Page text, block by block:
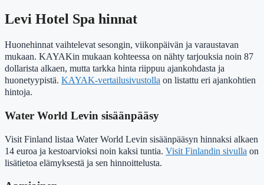
Levi Hotel Spa hinnat
Huonehinnat vaihtelevat sesongin, viikonpäivän ja varaustavan
mukaan. KAYAKin mukaan kohteessa on nähty tarjouksia noin 87
dollarista alkaen, mutta tarkka hinta riippuu ajankohdasta ja
huonetyypistä. KAYAK-vertailusivustolla on listattu eri ajankohtien
hintoja.
Water World Levin sisäänpääsy
Visit Finland listaa Water World Levin sisäänpääsyn hinnaksi alkaen
14 euroa ja kestoarvioksi noin kaksi tuntia. Visit Finlandin sivulla on
lisätietoa elämyksestä ja sen hinnoittelusta.